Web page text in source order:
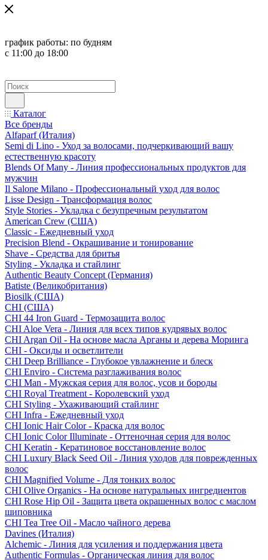
график работы: по будням
с 11:00 до 18:00
Каталог
Все бренды
Alfaparf (Италия)
Semi di Lino - Уход за волосами, подчеркивающий вашу
естественную красоту
Blends Of Many - Линия профессиональных продуктов для
мужчин
Il Salone Milano - Профессиональный уход для волос
Lisse Design - Трансформация волос
Style Stories - Укладка с безупречным результатом
American Crew (США)
Classic - Ежедневный уход
Precision Blend - Окрашивание и тонирование
Shave - Средства для бритья
Styling - Укладка и стайлинг
Authentic Beauty Concept (Германия)
Batiste (Великобритания)
Biosilk (США)
CHI (США)
CHI 44 Iron Guard - Термозащита волос
CHI Aloe Vera - Линия для всех типов кудрявых волос
CHI Argan Oil - На основе масла Арганы и дерева Моринга
CHI - Оксиды и осветлители
CHI Deep Brilliance - Глубокое увлажнение и блеск
CHI Enviro - Система разглаживания волос
CHI Man - Мужская серия для волос, усов и бороды
CHI Royal Treatment - Королевский уход
CHI Styling - Ухаживающий стайлинг
CHI Infra - Ежедневный уход
CHI Ionic Hair Color - Краска для волос
CHI Ionic Color Illuminate - Оттеночная серия для волос
CHI Keratin - Кератиновое восстановление волос
CHI Luxury Black Seed Oil - Линия уходов для поврежденных
волос
CHI Magnified Volume - Для тонких волос
CHI Olive Organics - На основе натуральных ингредиентов
CHI Rose Hip Oil - Защита цвета окрашенных волос с маслом
шиповника
CHI Tea Tree Oil - Масло чайного дерева
Davines (Италия)
Alchemic - Линия для усиления и поддержания цвета
Authentic Formulas - Органическая линия для волос